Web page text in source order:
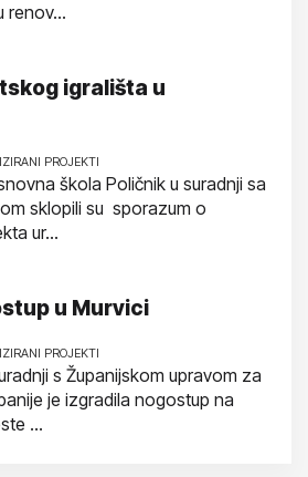
renov...
igrališta u
PROJEKTI
škola Poličnik u suradnji sa
sklopili su sporazum o
ur...
u Murvici
PROJEKTI
s Županijskom upravom za
je izgradila nogostup na
...